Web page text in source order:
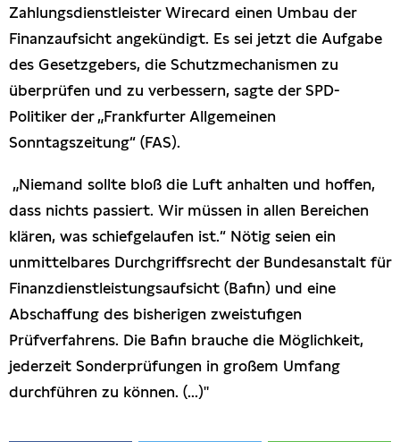
Zahlungsdienstleister Wirecard einen Umbau der
Finanzaufsicht angekündigt. Es sei jetzt die Aufgabe
des Gesetzgebers, die Schutzmechanismen zu
überprüfen und zu verbessern, sagte der SPD-
Politiker der „Frankfurter Allgemeinen
Sonntagszeitung“ (FAS).
„Niemand sollte bloß die Luft anhalten und hoffen,
dass nichts passiert. Wir müssen in allen Bereichen
klären, was schiefgelaufen ist.“ Nötig seien ein
unmittelbares Durchgriffsrecht der Bundesanstalt für
Finanzdienstleistungsaufsicht (Bafin) und eine
Abschaffung des bisherigen zweistufigen
Prüfverfahrens. Die Bafin brauche die Möglichkeit,
jederzeit Sonderprüfungen in großem Umfang
durchführen zu können. (...)"